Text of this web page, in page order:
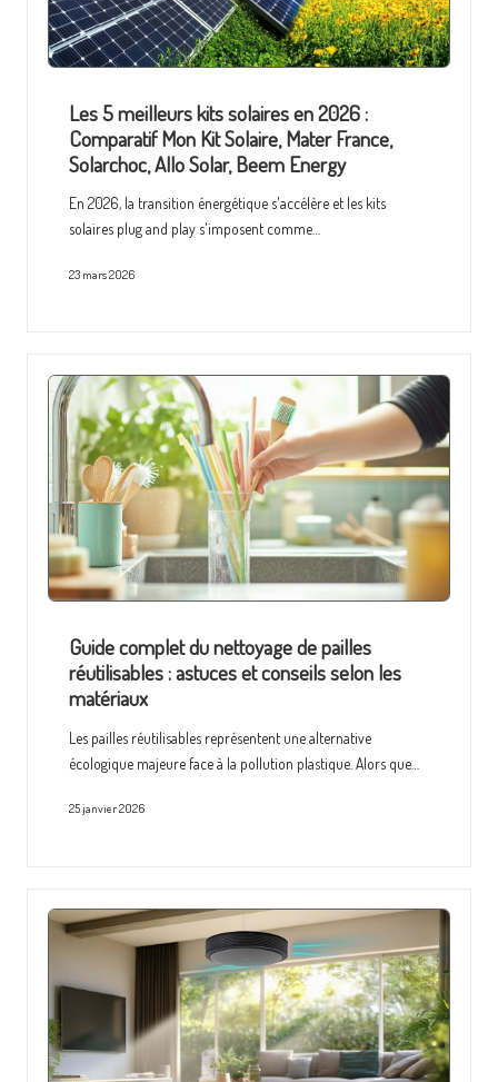
Les 5 meilleurs kits solaires en 2026 :
Comparatif Mon Kit Solaire, Mater France,
Solarchoc, Allo Solar, Beem Energy
En 2026, la transition énergétique s'accélère et les kits
solaires plug and play s'imposent comme…
23 mars 2026
Guide complet du nettoyage de pailles
réutilisables : astuces et conseils selon les
matériaux
Les pailles réutilisables représentent une alternative
écologique majeure face à la pollution plastique. Alors que…
25 janvier 2026